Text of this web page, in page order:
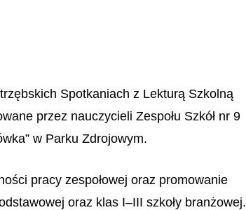
Spotkaniach z Lekturą Szkolną
przez nauczycieli Zespołu Szkół nr 9
w Parku Zdrojowym.
pracy zespołowej oraz promowanie
oraz klas I–III szkoły branżowej.